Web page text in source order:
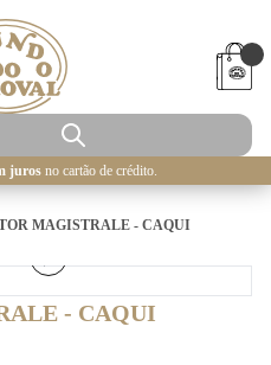
juros no cartão de crédito.
MAGISTRALE - CAQUI
- CAQUI